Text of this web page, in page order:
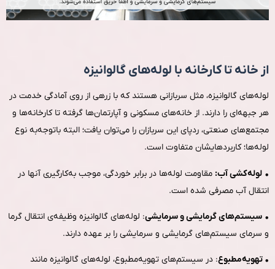
از خانه تا کارخانه با لوله‌های گالوانیزه
لوله‌های گالوانیزه، مثل سربازانی هستند که با زرهی از روی آمادگی خدمت در
هر جبهه‌ای را دارند. از خانه‌های مسکونی و آپارتمان‌ها گرفته تا کارخانه‌ها و
مجتمع‌های صنعتی، ردپای این سربازان را می‌توان یافت؛ البته باتوجه‌به نوع
لوله‌ها؛ کاربردهایشان متفاوت است.
• لوله‌کشی آب: مقاومت لوله‌ها در برابر خوردگی، موجب به‌کارگیری آنها در
انتقال آب مصرفی شده است.
• سیستم‌های گرمایشی و سرمایشی: لوله‌های گالوانیزه وظیفه‌ی انتقال گرما
و سرمای سیستم‌های گرمایشی و سرمایشی را بر عهده دارند.
• تهویه‌مطبوع: در سیستم‌های تهویه‌مطبوع، لوله‌های گالوانیزه مانند